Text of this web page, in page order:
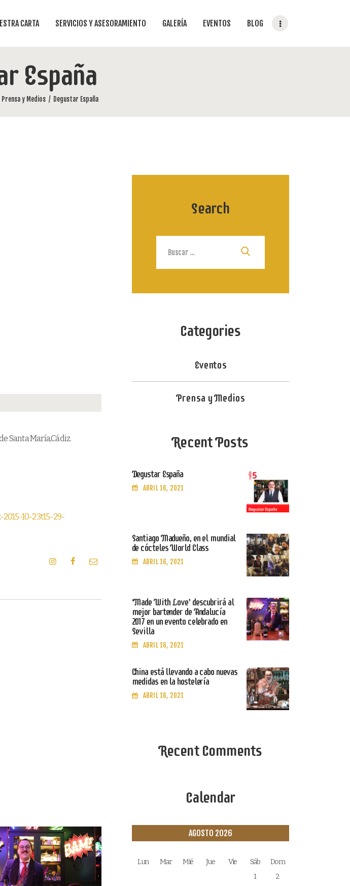
CARTA SERVICIOS Y ASESORAMIENTO GALERÍA EVENTOS BLOG
España
Prensa y Medios Degustar España
Santa María,Cádiz.
10-23t15-29-
Search
Categories
Eventos
Prensa y Medios
Recent Posts
Degustar España
ABRIL 16, 2021
Santiago Madueño, en el mundial
de cócteles World Class
ABRIL 16, 2021
‘Made With Love’ descubrirá al
mejor bartender de Andalucía
2017 en un evento celebrado en
Sevilla
ABRIL 16, 2021
China está llevando a cabo nuevas
medidas en la hostelería
ABRIL 16, 2021
Recent Comments
Calendar
AGOSTO 2026
Lun Mar Mié Jue Vie Sáb
Dom
1
2